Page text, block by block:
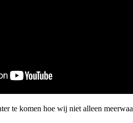
te komen hoe wij niet alleen